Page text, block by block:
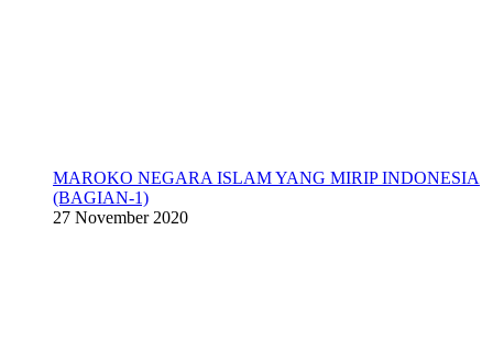
MAROKO NEGARA ISLAM YANG MIRIP INDONESIA
(BAGIAN-1)
27 November 2020